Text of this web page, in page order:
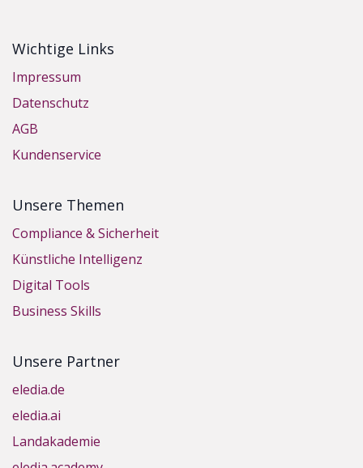
Wichtige Links
Impressum
Datenschutz
AGB
Kundenservice
Unsere Themen
Compliance & Sicherheit
Künstliche Intelligenz
Digital Tools
Business Skills
Unsere Partner
eledia.de
eledia.ai
Landakademie